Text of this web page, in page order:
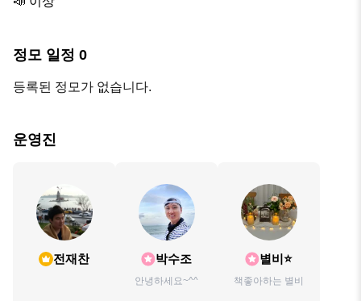
정모 일정 0
등록된 정모가 없습니다.
운영진
전재찬 박수조
안녕하세요~^^
별비⭐️
책좋아하는 별비